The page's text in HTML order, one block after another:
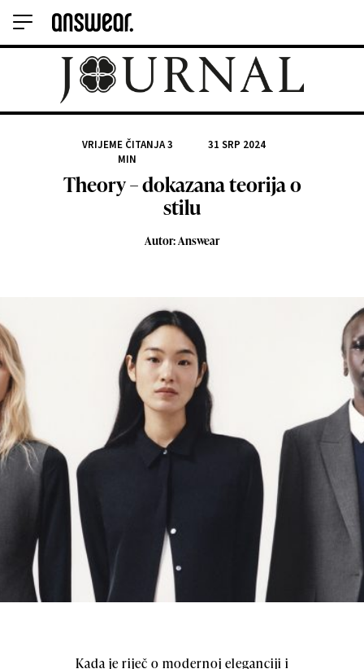
VRIJEME ČITANJA3
MIN
31 SRP 2024
Theory – dokazana teorija o
stilu
Autor: Answear
Kada je riječ o modernoj eleganciji i